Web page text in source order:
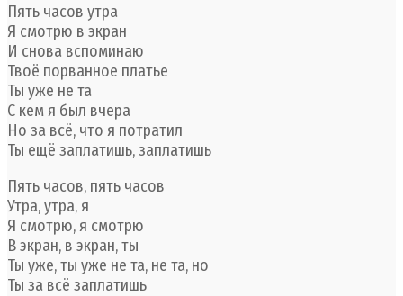
Пять часов утра
Я смотрю в экран
И снова вспоминаю
Твоё порванное платье
Ты уже не та
С кем я был вчера
Но за всё, что я потратил
Ты ещё заплатишь, заплатишь
Пять часов, пять часов
Утра, утра, я
Я смотрю, я смотрю
В экран, в экран, ты
Ты уже, ты уже не та, не та, но
Ты за всё заплатишь